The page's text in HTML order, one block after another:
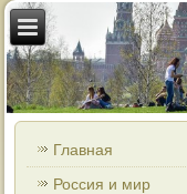
Главная
Россия и мир